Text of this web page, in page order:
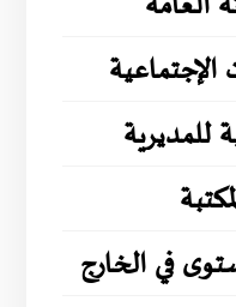
للمديرية
في الخارج